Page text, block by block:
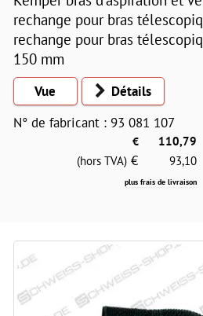
rechange pour bras
rechange pour bras
150 mm
Vue
Détails
N° de fabricant : 93 081 107
€
110,79
(hors TVA) € 93,10
plus frais de livraison